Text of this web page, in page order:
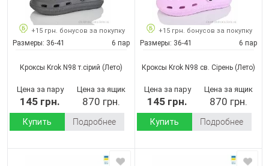
+15 грн. бонусов за покупку
Размеры: 36-41 6 пар
Кроксы Krok N98 т.сірий (Лето)
Цена за пару
145 грн.
Цена за ящик
870 грн.
Купить Подробнее
+15 грн. бонусов за покупку
Размеры: 36-41 6 пар
Кроксы Krok N98 св. Сірень (Лето)
Цена за пару
145 грн.
Цена за ящик
870 грн.
Купить Подробнее